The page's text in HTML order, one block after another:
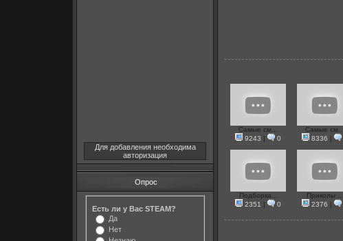
Для добавления необходима
авторизация
Опрос
Есть ли у Вас STEAM?
Да
Нет
Самые см...
9243 | 0
Самые см...
8336 |
Подборка...
2351 | 0
Приколы ...
2376 |